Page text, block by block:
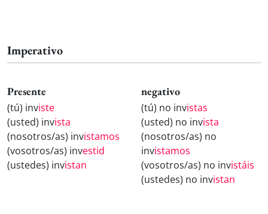
Imperativo
Presente
(tú) inviste
(usted) invista
(nosotros/as) invistamos
(vosotros/as) investid
(ustedes) invistan
negativo
(tú) no invistas
(usted) no invista
(nosotros/as) no
invistamos
(vosotros/as) no invistáis
(ustedes) no invistan